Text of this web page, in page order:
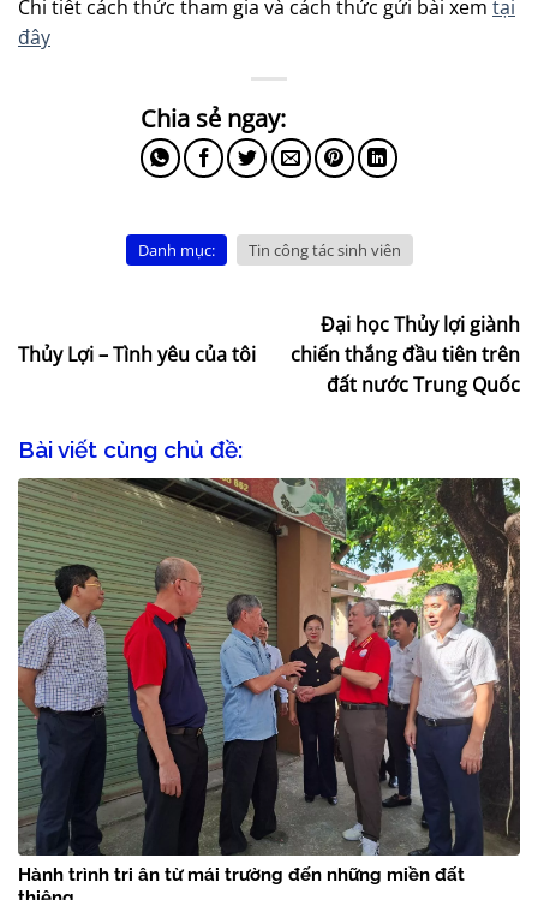
chia sẻ những bài viết, phóng sự, clip do bạn sáng tác,
ghi lại những khoảnh khắc vui, độc đáo, đáng nhớ
trong các hoạt động giảng dạy, công tác, học, chơi và
kết bạn của đời sống giảng viên, sinh viên đầy màu sắc
thể hiện bản thân là người yêu ngôi trường Đại học
Thủy lợi. Tất cả các giảng viên, các bạn sinh viên trong
Ban tổ chức (BTC).
Chi tiết cách thức tham gia và cách thức gửi bài xem tại
đây
Danh mục: Tin công tác sinh viên
Thủy Lợi – Tình yêu của tôi
Đại học Thủy lợi giành
chiến thắng đầu tiên trên
đất nước Trung Quốc
Bài viết cùng chủ đề: